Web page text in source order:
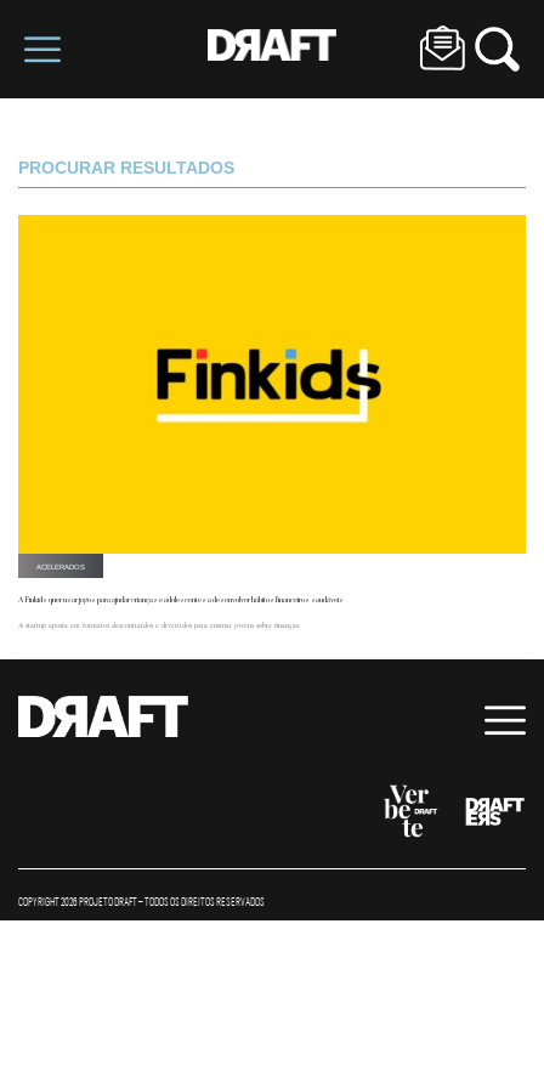
PROCURAR RESULTADOS
ACELERADOS
A Finkids quer usar jogos para ajudar crianças e adolescentes a desenvolver hábitos financeiros saudáveis
A startup aposta em formatos descontraídos e divertidos para ensinar jovens sobre finanças.
COPYRIGHT 2026 PROJETO DRAFT – TODOS OS DIREITOS RESERVADOS